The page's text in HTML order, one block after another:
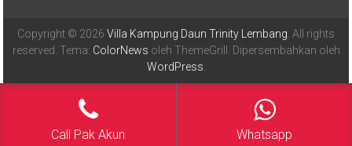
Copyright © 2026 Villa Kampung Daun Trinity Lembang. All rights
reserved. Tema: ColorNews oleh ThemeGrill. Dipersembahkan oleh
WordPress.
Call Pak Akun Whatsapp